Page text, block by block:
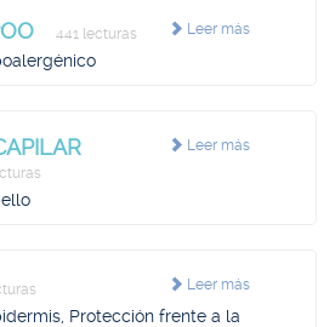
Leer más
441 lecturas
Leer más
Leer más
Protección frente a la